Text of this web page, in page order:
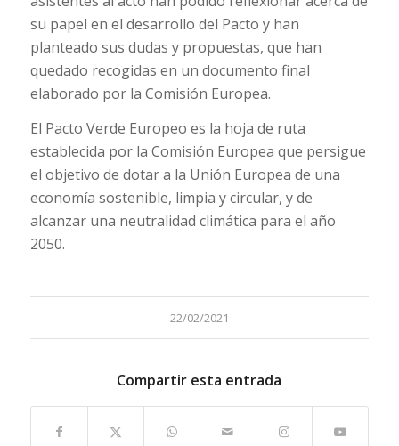
su papel en el desarrollo del Pacto y han
planteado sus dudas y propuestas, que han
quedado recogidas en un documento final
elaborado por la Comisión Europea.
El Pacto Verde Europeo es la hoja de ruta
establecida por la Comisión Europea que persigue
el objetivo de dotar a la Unión Europea de una
economía sostenible, limpia y circular, y de
alcanzar una neutralidad climática para el año
2050.
22/02/2021
Compartir esta entrada